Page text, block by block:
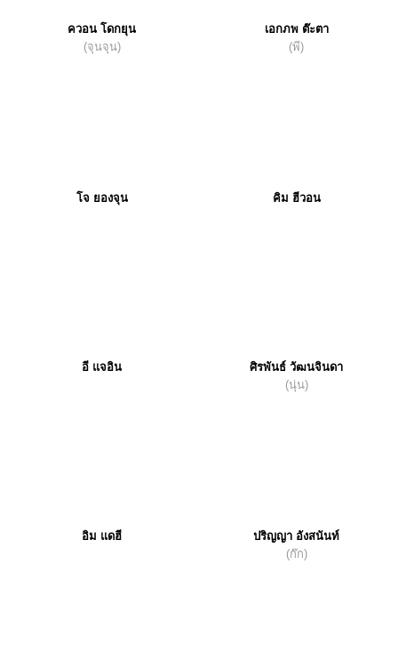
ควอน โดกยุน
(จุนจุน)
เอกภพ ต๊ะตา
(พี)
โจ ยองจุน คิม ฮีวอน
อี แจอิน
ศิรพันธ์ วัฒนจินดา
(นุ่น)
อิม แดฮี
ปริญญา อังสนันท์
(ก๊ก)